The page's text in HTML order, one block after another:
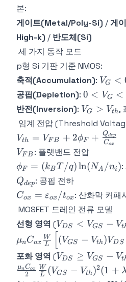
본:
게이트(Metal/Poly-Si) /게
High-k) / 반도체(Si)
세 가지 동작 모드
p형 Si 기판 기준 NMOS:
축적(Accumulation): V_G
< 0
VG <
공핍(Depletion): 0 <
V_G <
V_{th}
0 < VG <
반전(Inversion): V_G >
V_{th}
VG > Vth,
임계 전압 (Threshold
V_{th} =
V_{FB} +
2\phi_F +
\frac{Q_{dep}}
{C_{ox}}
Vth = VFB + 2ϕF + Cox
Qdep
V_{FB}
VFB : 플랫밴드 전압
\phi_F =
(k_BT/q)\ln(N_A/n_i)
ϕF = (kB T /q)ln(NA /ni ):
Q_{dep}
Qdep: 공핍 전하
C_{ox} =
\varepsilon_{ox}/t_{ox}
Cox = εox /tox: 산화막 커패
MOSFET 드레인 전류 모델
선형 영역 (V_{DS}
<
V_{GS}
-
V_{th}
VDS < VGS − Vt
μnCox L
W (VGS − Vth)VDS
포화 영역 (V_{DS}
\geq
V_{GS}
VDS ≥ VGS − Vt
2
μnCox
L
W (VGS − Vth)2(1 +